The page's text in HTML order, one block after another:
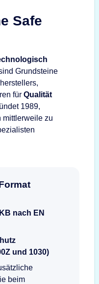
Safe
Grundsteine
für Qualität
1989,
mittlerweile zu
nach EN
und 1030)
beim